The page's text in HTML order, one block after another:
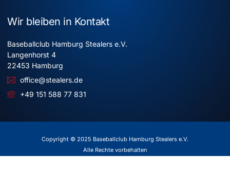
Wir bleiben in Kontakt
Baseballclub Hamburg Stealers e.V.
Langenhorst 4
22453 Hamburg
office@stealers.de
+49 151 588 77 831
Copyright © 2025 Baseballclub Hamburg Stealers e.V.
Alle Rechte vorbehalten